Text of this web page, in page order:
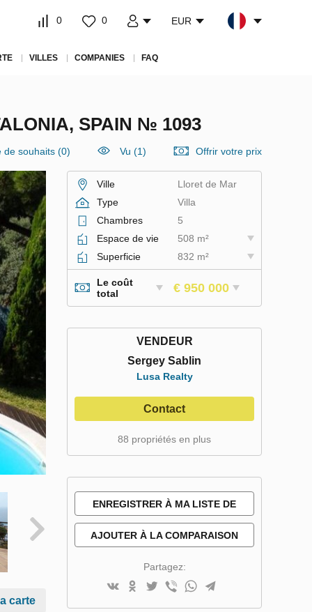
0 0 EUR
VILLES COMPANIES FAQ
SPAIN № 1093
de souhaits (0) Vu (1) Offrir votre prix
carte
Ville
Lloret de Mar
Type
Villa
Chambres
5
Espace de vie
508 m²
Superficie
832 m²
Le coût
total
€ 950 000
VENDEUR
Sergey Sablin
Lusa Realty
Contact
88 propriétés en plus
ENREGISTRER À MA LISTE DE
SOUHAITS
AJOUTER À LA COMPARAISON
Partagez: